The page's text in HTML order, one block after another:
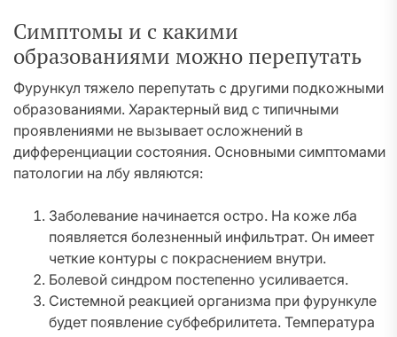
Симптомы и с какими
образованиями можно перепутать
Фурункул тяжело перепутать с другими подкожными
образованиями. Характерный вид с типичными
проявлениями не вызывает осложнений в
дифференциации состояния. Основными симптомами
патологии на лбу являются:
Заболевание начинается остро. На коже лба
появляется болезненный инфильтрат. Он имеет
четкие контуры с покраснением внутри.
Болевой синдром постепенно усиливается.
Системной реакцией организма при фурункуле
будет появление субфебрилитета. Температура